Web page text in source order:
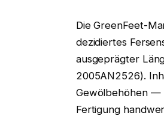
Die GreenFeet-
dezidiertes
ausgeprägter
2005AN2526).
Gewölbehöhen —
Fertigung